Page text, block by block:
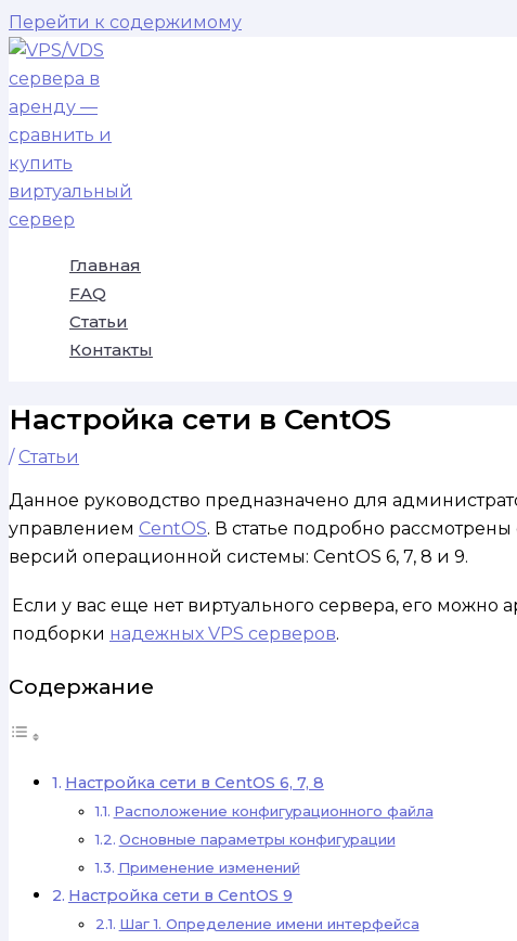
Перейти к содержимому
Главная
FAQ
Статьи
Контакты
Настройка сети в CentOS
/ Статьи
Данное руководство предназначено для
управлением CentOS. В статье подробно
версий операционной системы: CentOS 6, 7, 8 и 9.
Если у вас еще нет виртуального сервера, его
подборки надежных VPS серверов.
Содержание
Настройка сети в CentOS 6, 7, 8
Расположение конфигурационного файла
Основные параметры конфигурации
Применение изменений
Настройка сети в CentOS 9
Шаг 1. Определение имени интерфейса